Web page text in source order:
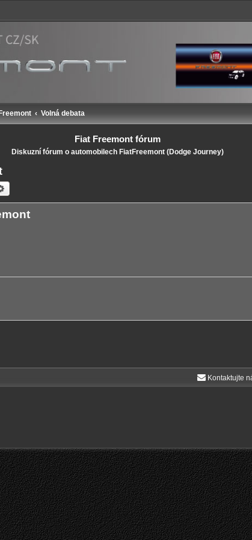
Volná debata
Fiat Freemont fórum
Diskuzní fórum o automobilech FiatFreemont (Dodge Journey)
Kontaktujte